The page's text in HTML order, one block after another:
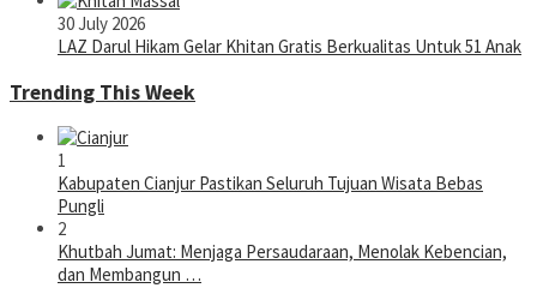
30 July 2026
LAZ Darul Hikam Gelar Khitan Gratis Berkualitas Untuk 51 Anak
Trending This Week
1
Kabupaten Cianjur Pastikan Seluruh Tujuan Wisata Bebas
Pungli
2
Khutbah Jumat: Menjaga Persaudaraan, Menolak Kebencian,
dan Membangun …